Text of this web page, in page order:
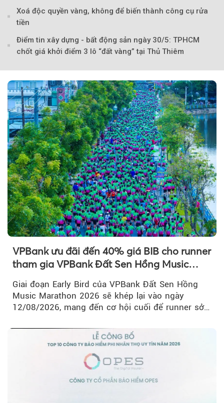
Theo
Xoá độc quyền vàng, không để biến thành công cụ rửa
tiền
Điểm tin xây dựng - bất động sản ngày 30/5: TPHCM
chốt giá khởi điểm 3 lô “đất vàng” tại Thủ Thiêm
VPBank ưu đãi đến 40% giá BIB cho runner
tham gia VPBank Đất Sen Hồng Music
Giai đoạn Early Bird của VPBank Đất Sen Hồng
Music Marathon 2026 sẽ khép lại vào ngày
12/08/2026, mang đến cơ hội cuối để runner sở